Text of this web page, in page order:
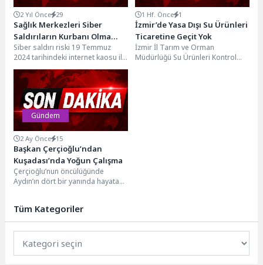
2 Yıl Önce 29
Sağlık Merkezleri Siber
Saldırıların Kurbanı Olma
Riski Taşıyor!
Siber saldırı riski 19 Temmuz
2024 tarihindeki internet kaosu ile
bir kez daha gündeme geldi....
1 Hf. Önce 1
İzmir’de Yasa Dışı Su Ürünleri
Ticaretine Geçit Yok
İzmir İl Tarım ve Orman
Müdürlüğü Su Ürünleri Kontrol
Gündem
2 Ay Önce 15
Başkan Çerçioğlu’ndan
Kuşadası’nda Yoğun Çalışma
Çerçioğlu’nun öncülüğünde
Aydın’ın dört bir yanında hayata
Belediyesi Çevre Koruma...
Tüm Kategoriler